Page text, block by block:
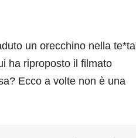
un orecchino nella
ha riproposto il filmato
Ecco a volte non è una